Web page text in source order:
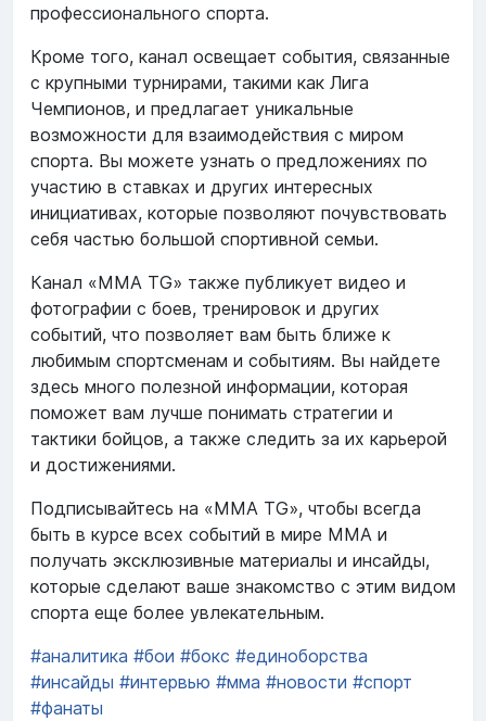
профессионального спорта.
Кроме того, канал освещает события, связанные
с крупными турнирами, такими как Лига
Чемпионов, и предлагает уникальные
возможности для взаимодействия с миром
спорта. Вы можете узнать о предложениях по
участию в ставках и других интересных
инициативах, которые позволяют почувствовать
себя частью большой спортивной семьи.
Канал «MMA TG» также публикует видео и
фотографии с боев, тренировок и других
событий, что позволяет вам быть ближе к
любимым спортсменам и событиям. Вы найдете
здесь много полезной информации, которая
поможет вам лучше понимать стратегии и
тактики бойцов, а также следить за их карьерой
и достижениями.
Подписывайтесь на «MMA TG», чтобы всегда
быть в курсе всех событий в мире ММА и
получать эксклюзивные материалы и инсайды,
которые сделают ваше знакомство с этим видом
спорта еще более увлекательным.
#аналитика #бои #бокс #единоборства
#инсайды #интервью #мма #новости #спорт
#фанаты